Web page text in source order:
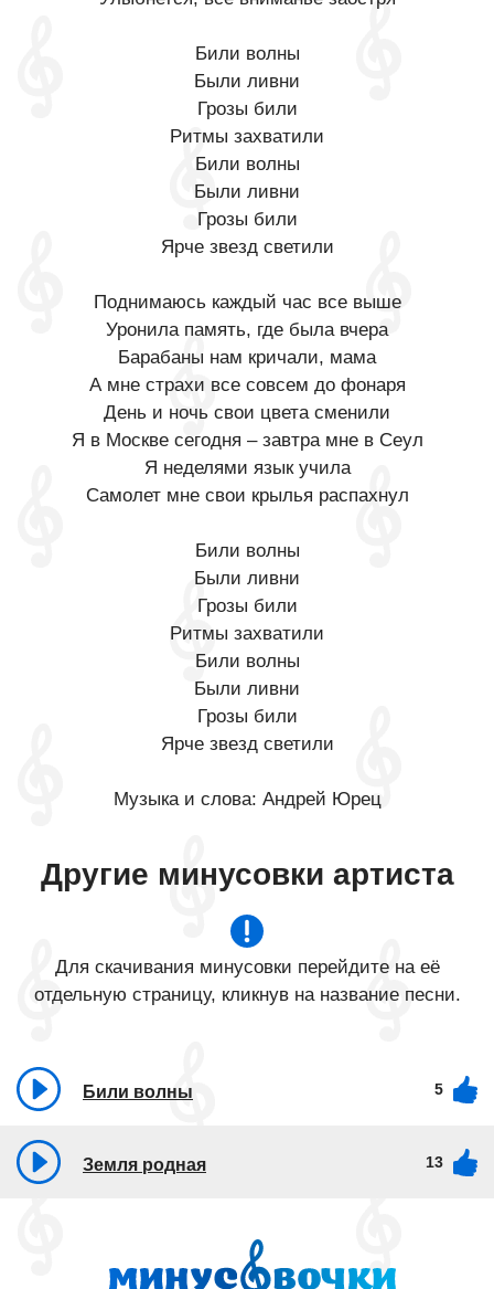
Били волны
Были ливни
Грозы били
Ритмы захватили
Били волны
Были ливни
Грозы били
Ярче звезд светили
Поднимаюсь каждый час все выше
Уронила память, где была вчера
Барабаны нам кричали, мама
А мне страхи все совсем до фонаря
День и ночь свои цвета сменили
Я в Москве сегодня – завтра мне в Сеул
Я неделями язык учила
Самолет мне свои крылья распахнул
Били волны
Были ливни
Грозы били
Ритмы захватили
Били волны
Были ливни
Грозы били
Ярче звезд светили
Музыка и слова: Андрей Юрец
Другие минусовки артиста
Для скачивания минусовки перейдите на её
отдельную страницу, кликнув на название песни.
Били волны 5
Земля родная 13